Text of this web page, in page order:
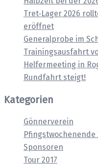
Tret‑Lager 2026
eröffnet
Generalprobe im
Trainingsausfahrt
Helfermeeting in
Rundfahrt steigt!
Kategorien
Gönnerverein
Pfingstwochenende
Sponsoren
Tour 2017